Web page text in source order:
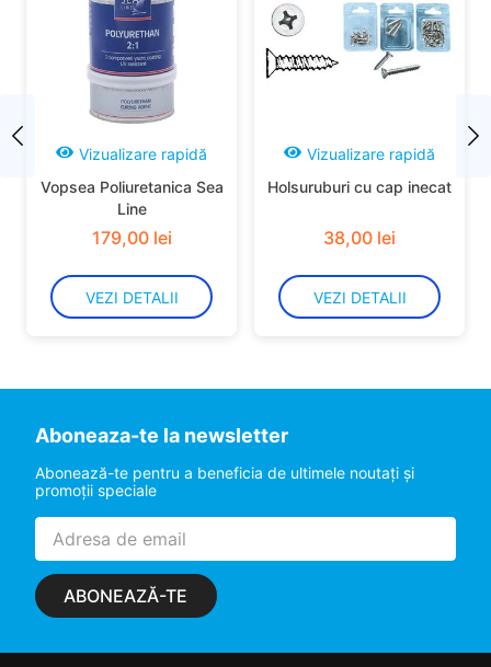
Vizualizare rapidă
Vopsea Poliuretanica Sea
Line
179,00 lei
VEZI DETALII
Vizualizare rapidă
Holsuruburi cu cap inecat
38,00 lei
VEZI DETALII
Aboneaza-te la newsletter
Abonează-te pentru a beneficia de ultimele noutaţi şi
promoţii speciale
ABONEAZĂ-TE